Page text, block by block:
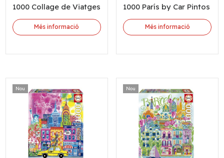
1000 Collage de Viatges
Més informació
1000 París by Car Pintos
Més informació
Nou Nou